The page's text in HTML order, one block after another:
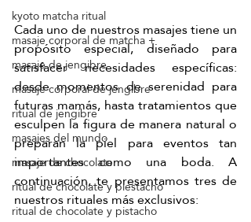
kyoto matcha ritual
masaje corporal de matcha +
masaje de jengibre
masaje corporal de jengibre
ritual de jengibre
masajes del mundo
masaje de chocolate
ritual de chocolate y piestacho
ritual de chocolate y pistacho
Cada uno de nuestros masajes tiene un
propósito especial, diseñado para
satisfacer necesidades específicas:
desde momentos de serenidad para
futuras mamás, hasta tratamientos que
esculpen la figura de manera natural o
preparan la piel para eventos tan
importantes como una boda. A
continuación, te presentamos tres de
nuestros rituales más exclusivos: